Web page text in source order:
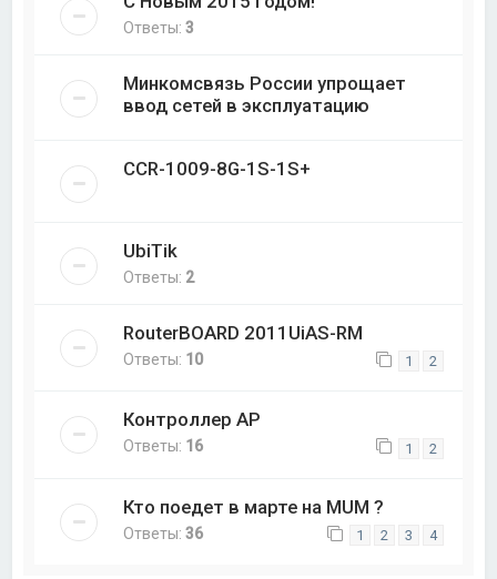
Ответы:3
Минкомсвязь России упрощает
ввод сетей в эксплуатацию
CCR-1009-8G-1S-1S+
UbiTik
Ответы: 2
RouterBOARD 2011UiAS-RM
Ответы: 10 1 2
Контроллер AP
Ответы: 16 1 2
Кто поедет в марте на MUM ?
Ответы:36 1 2 3 4